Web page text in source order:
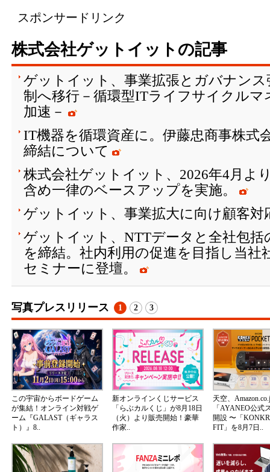
スポンサードリンク
株式会社ゲットイットの記事
ゲットイット、事業拡張とガバナン
制へ移行－循環型ITライフサイクル
加速－
IT機器を循環資産に。伊藤忠商事株式
締結について
株式会社ゲットイット、2026年4月よ
含め一律のベースアップを実施。
ゲットイット、事業拡大に向け顧客対
ゲットイット、NTTデータと全社包括
を締結。社内利用の促進を目指し当社
セミナーに登壇。
写真プレスリリース 1 2 3
この宇宙からボードゲーム
が集結！オンライン対戦ゲ
ーム『GALAST（ギャラス
ト）』8..
新オンラインくじサービス
「らぶカルくじ」が8月18日
（火）より販売開始！豪華
作家..
天空、
「AYANEO公式
開設 〜「
FIT」を8月7日..